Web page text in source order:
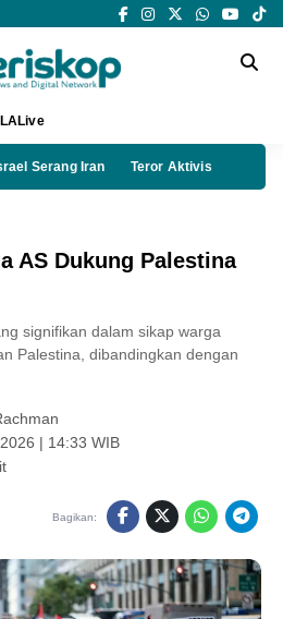
Serang Iran Teror Aktivis
AS Dukung Palestina
signifikan dalam sikap warga
Palestina, dibandingkan dengan
| 14:33 WIB
Bagikan: